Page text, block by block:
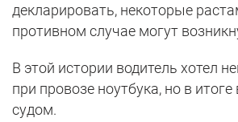
декларировать, некоторые
противном случае могут
В этой истории водитель хотел
при провозе ноутбука, но в
судом.